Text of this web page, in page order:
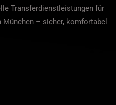
Transferdienstleistungen für
München – sicher, komfortabel